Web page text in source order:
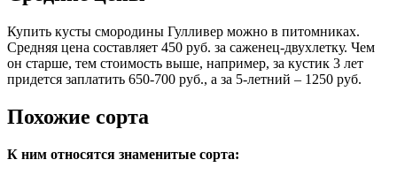
Купить кусты смородины Гулливер можно в питомниках.
Средняя цена составляет 450 руб. за саженец-двухлетку. Чем
он старше, тем стоимость выше, например, за кустик 3 лет
придется заплатить 650-700 руб., а за 5-летний – 1250 руб.
Похожие сорта
К ним относятся знаменитые сорта: